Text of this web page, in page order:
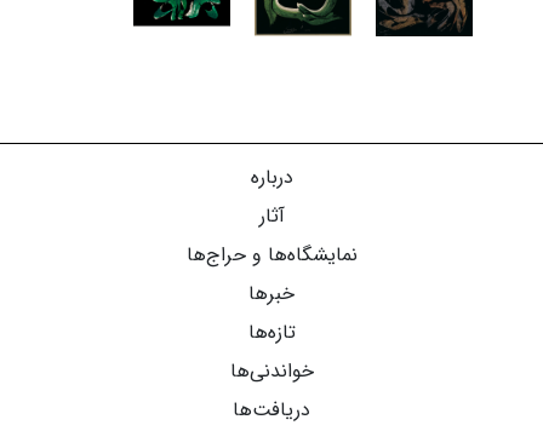
درباره
آثار
نمایشگاه‌ها و حراج‌ها
خبرها
تازه‌ها
خواندنی‌ها
دریافت‌ها